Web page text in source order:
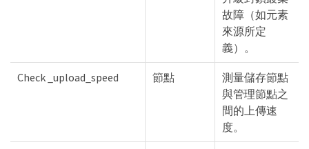
故障（如元素
來源所定
義）。
Check _upload_speed 節點
測量儲存節點
與管理節點之
間的上傳速
度。